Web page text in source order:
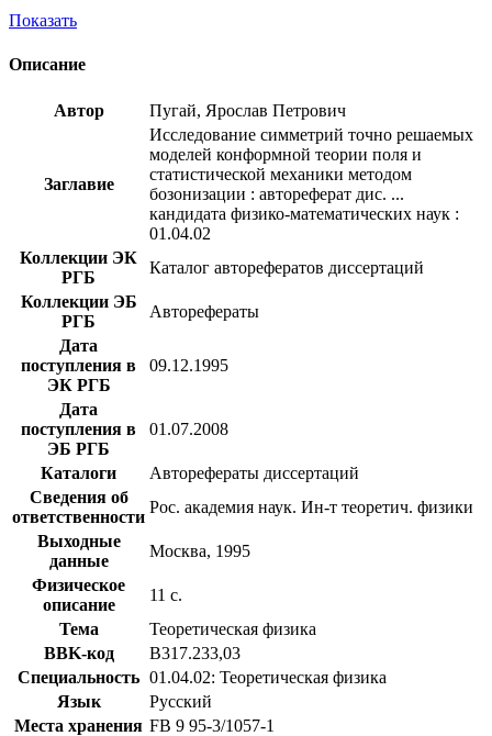
Показать
Описание
Автор Пугай, Ярослав Петрович
Заглавие
Исследование симметрий точно решаемых
моделей конформной теории поля и
статистической механики методом
бозонизации : автореферат дис. ...
кандидата физико-математических наук :
01.04.02
Коллекции ЭК
РГБ
Каталог авторефератов диссертаций
Коллекции ЭБ
РГБ
Авторефераты
Дата
поступления в
ЭК РГБ
09.12.1995
Дата
поступления в
ЭБ РГБ
01.07.2008
Каталоги
Авторефераты диссертаций
Сведения об
ответственности
Рос. академия наук. Ин-т теоретич. физики
Выходные
данные
Москва, 1995
Физическое
описание
11 с.
Тема
Теоретическая физика
BBK-код
В317.233,03
Специальность 01.04.02: Теоретическая физика
Язык
Русский
Места хранения FB 9 95-3/1057-1